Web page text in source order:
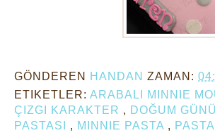
GÖNDEREN HANDAN ZAMAN:
ETIKETLER: ARABALI MINNIE
ÇIZGI KARAKTER , DOĞUM
PASTASI , MINNIE PASTA , PASTA